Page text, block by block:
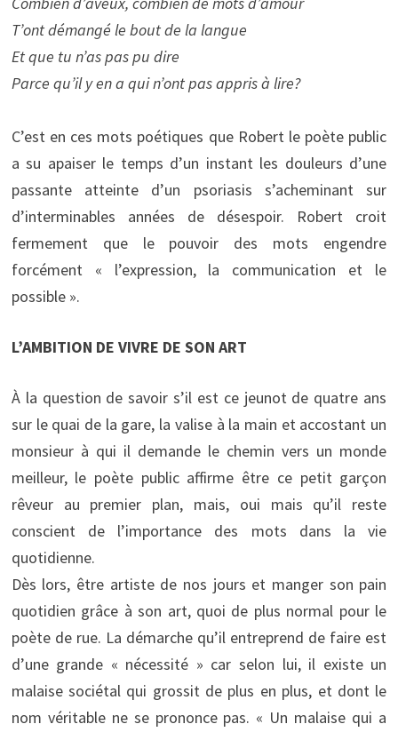
T’ont démangé le bout de la langue
Et que tu n’as pas pu dire
Parce qu’il y en a qui n’ont pas appris à lire?
C’est en ces mots poétiques que Robert le poète public
a su apaiser le temps d’un instant les douleurs d’une
passante atteinte d’un psoriasis s’acheminant sur
d’interminables années de désespoir. Robert croit
fermement que le pouvoir des mots engendre
forcément « l’expression, la communication et le
possible ».
L’AMBITION DE VIVRE DE SON ART
À la question de savoir s’il est ce jeunot de quatre ans
sur le quai de la gare, la valise à la main et accostant un
monsieur à qui il demande le chemin vers un monde
meilleur, le poète public affirme être ce petit garçon
rêveur au premier plan, mais, oui mais qu’il reste
conscient de l’importance des mots dans la vie
quotidienne.
Dès lors, être artiste de nos jours et manger son pain
quotidien grâce à son art, quoi de plus normal pour le
poète de rue. La démarche qu’il entreprend de faire est
d’une grande « nécessité » car selon lui, il existe un
malaise sociétal qui grossit de plus en plus, et dont le
nom véritable ne se prononce pas. « Un malaise qui a